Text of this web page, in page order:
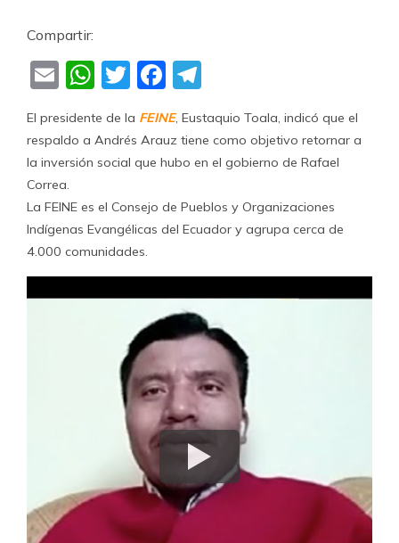
Compartir:
EmailWhatsApp
TwitterFacebook
El presidente de la FEINE, Eustaquio Toala, indicó que el
respaldo a Andrés Arauz tiene como objetivo retornar a
la inversión social que hubo en el gobierno de Rafael
Correa.
La FEINE es el Consejo de Pueblos y Organizaciones
Indígenas Evangélicas del Ecuador y agrupa cerca de
4.000 comunidades.